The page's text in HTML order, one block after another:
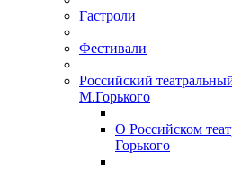
Гастроли
Фестивали
Российский
М.Горького
О Российском
Горького